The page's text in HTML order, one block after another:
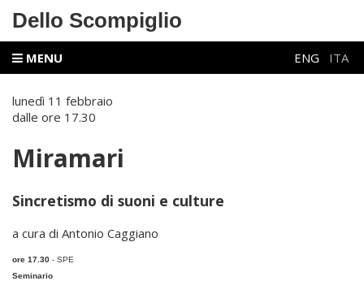
Dello Scompiglio
MENU ENG ITA
lunedì 11 febbraio
dalle ore 17.30
Miramari
Sincretismo di suoni e culture
a cura di Antonio Caggiano
ore 17.30 - SPE
Seminario